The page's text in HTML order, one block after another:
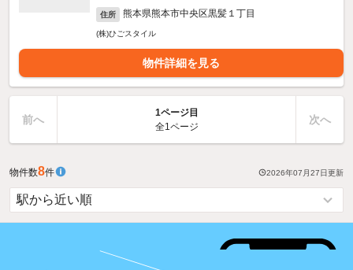
住所 熊本県熊本市中央区黒髪１丁目
(株)ひごスタイル
物件詳細を見る
前へ
1ページ目
全1ページ
次へ
物件数8件 2026年07月27日更新